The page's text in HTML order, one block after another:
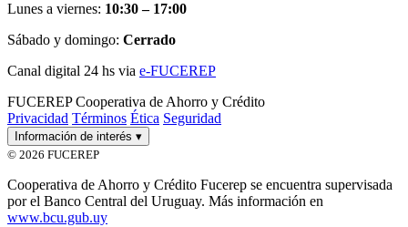
Lunes a viernes: 10:30 – 17:00
Sábado y domingo: Cerrado
Canal digital 24 hs via e-FUCEREP
FUCEREP Cooperativa de Ahorro y Crédito
Privacidad Términos Ética Seguridad
Información de interés ▾
© 2026 FUCEREP
Cooperativa de Ahorro y Crédito Fucerep se encuentra supervisada
por el Banco Central del Uruguay. Más información en
www.bcu.gub.uy